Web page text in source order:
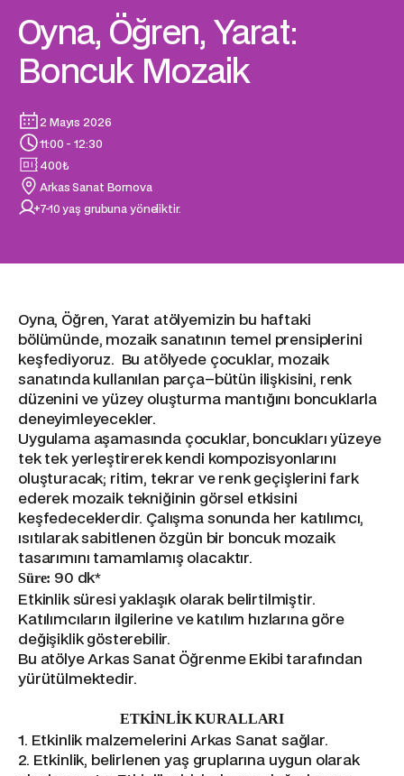
Oyna, Öğren, Yarat:
Boncuk Mozaik
2 Mayıs 2026
11:00 - 12:30
400₺
Arkas Sanat Bornova
7-10 yaş grubuna yöneliktir.
Oyna, Öğren, Yarat atölyemizin bu haftaki
bölümünde, mozaik sanatının temel prensiplerini
keşfediyoruz. Bu atölyede çocuklar, mozaik
sanatında kullanılan parça–bütün ilişkisini, renk
düzenini ve yüzey oluşturma mantığını boncuklarla
deneyimleyecekler.
Uygulama aşamasında çocuklar, boncukları yüzeye
tek tek yerleştirerek kendi kompozisyonlarını
oluşturacak; ritim, tekrar ve renk geçişlerini fark
ederek mozaik tekniğinin görsel etkisini
keşfedeceklerdir. Çalışma sonunda her katılımcı,
ısıtılarak sabitlenen özgün bir boncuk mozaik
tasarımını tamamlamış olacaktır.
Süre: 90 dk*
Etkinlik süresi yaklaşık olarak belirtilmiştir.
Katılımcıların ilgilerine ve katılım hızlarına göre
değişiklik gösterebilir.
Bu atölye Arkas Sanat Öğrenme Ekibi tarafından
yürütülmektedir.
ETKİNLİK KURALLARI
1. Etkinlik malzemelerini Arkas Sanat sağlar.
2. Etkinlik, belirlenen yaş gruplarına uygun olarak